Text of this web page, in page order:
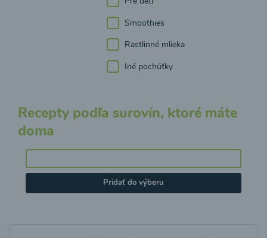
Smoothies
Rastlinné mlieka
Iné pochúťky
Recepty podľa surovín, ktoré máte
doma
Pridať do výberu